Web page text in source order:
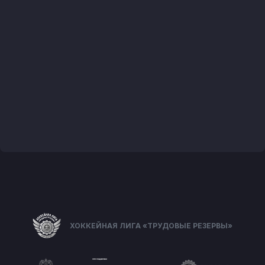
ХОККЕЙНАЯ ЛИГА «ТРУДОВЫЕ РЕЗЕРВЫ»